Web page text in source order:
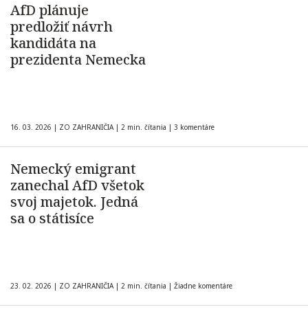
AfD plánuje
predložiť návrh
kandidáta na
prezidenta Nemecka
16. 03. 2026 | ZO ZAHRANIČIA | 2 min. čítania | 3 komentáre
Nemecký emigrant
zanechal AfD všetok
svoj majetok. Jedná
sa o státisíce
23. 02. 2026 | ZO ZAHRANIČIA | 2 min. čítania | Žiadne komentáre